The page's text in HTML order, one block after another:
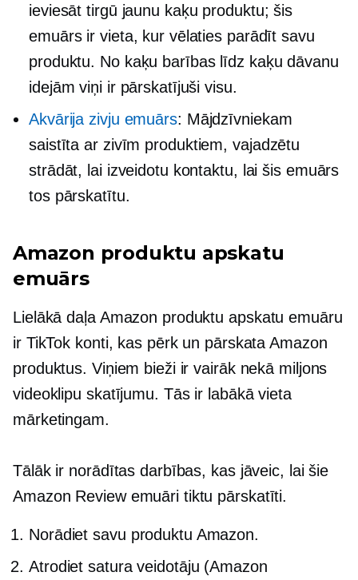
ieviesāt tirgū jaunu kaķu produktu; šis
emuārs ir vieta, kur vēlaties parādīt savu
produktu. No kaķu barības līdz kaķu dāvanu
idejām viņi ir pārskatījuši visu.
Akvārija zivju emuārs: Mājdzīvniekam
saistīta ar zivīm produktiem, vajadzētu
strādāt, lai izveidotu kontaktu, lai šis emuārs
tos pārskatītu.
Amazon produktu apskatu
emuārs
Lielākā daļa Amazon produktu apskatu emuāru
ir TikTok konti, kas pērk un pārskata Amazon
produktus. Viņiem bieži ir vairāk nekā miljons
videoklipu skatījumu. Tās ir labākā vieta
mārketingam.
Tālāk ir norādītas darbības, kas jāveic, lai šie
Amazon Review emuāri tiktu pārskatīti.
Norādiet savu produktu Amazon.
Atrodiet satura veidotāju (Amazon